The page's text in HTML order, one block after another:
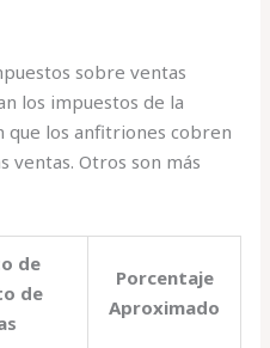
sobre ventas
los impuestos de la
que los anfitriones cobren
ventas. Otros son más
de
de
Porcentaje
Aproximado